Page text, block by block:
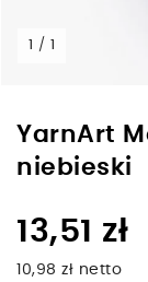
1 / 1
YarnArt
niebieski
13,51 zł
10,98 zł netto